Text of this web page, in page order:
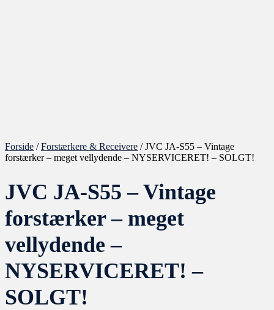
Forside /Forstærkere & Receivere / JVC JA-S55 – Vintage
forstærker – meget vellydende – NYSERVICERET! – SOLGT!
JVC JA-S55 – Vintage
forstærker – meget
vellydende –
NYSERVICERET! –
SOLGT!